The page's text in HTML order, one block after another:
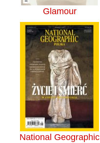
Glamour
National Geographic